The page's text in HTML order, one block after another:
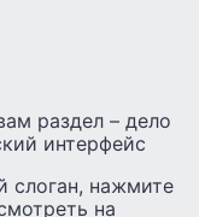
раздел – дело
интерфейс
слоган, нажмите
на